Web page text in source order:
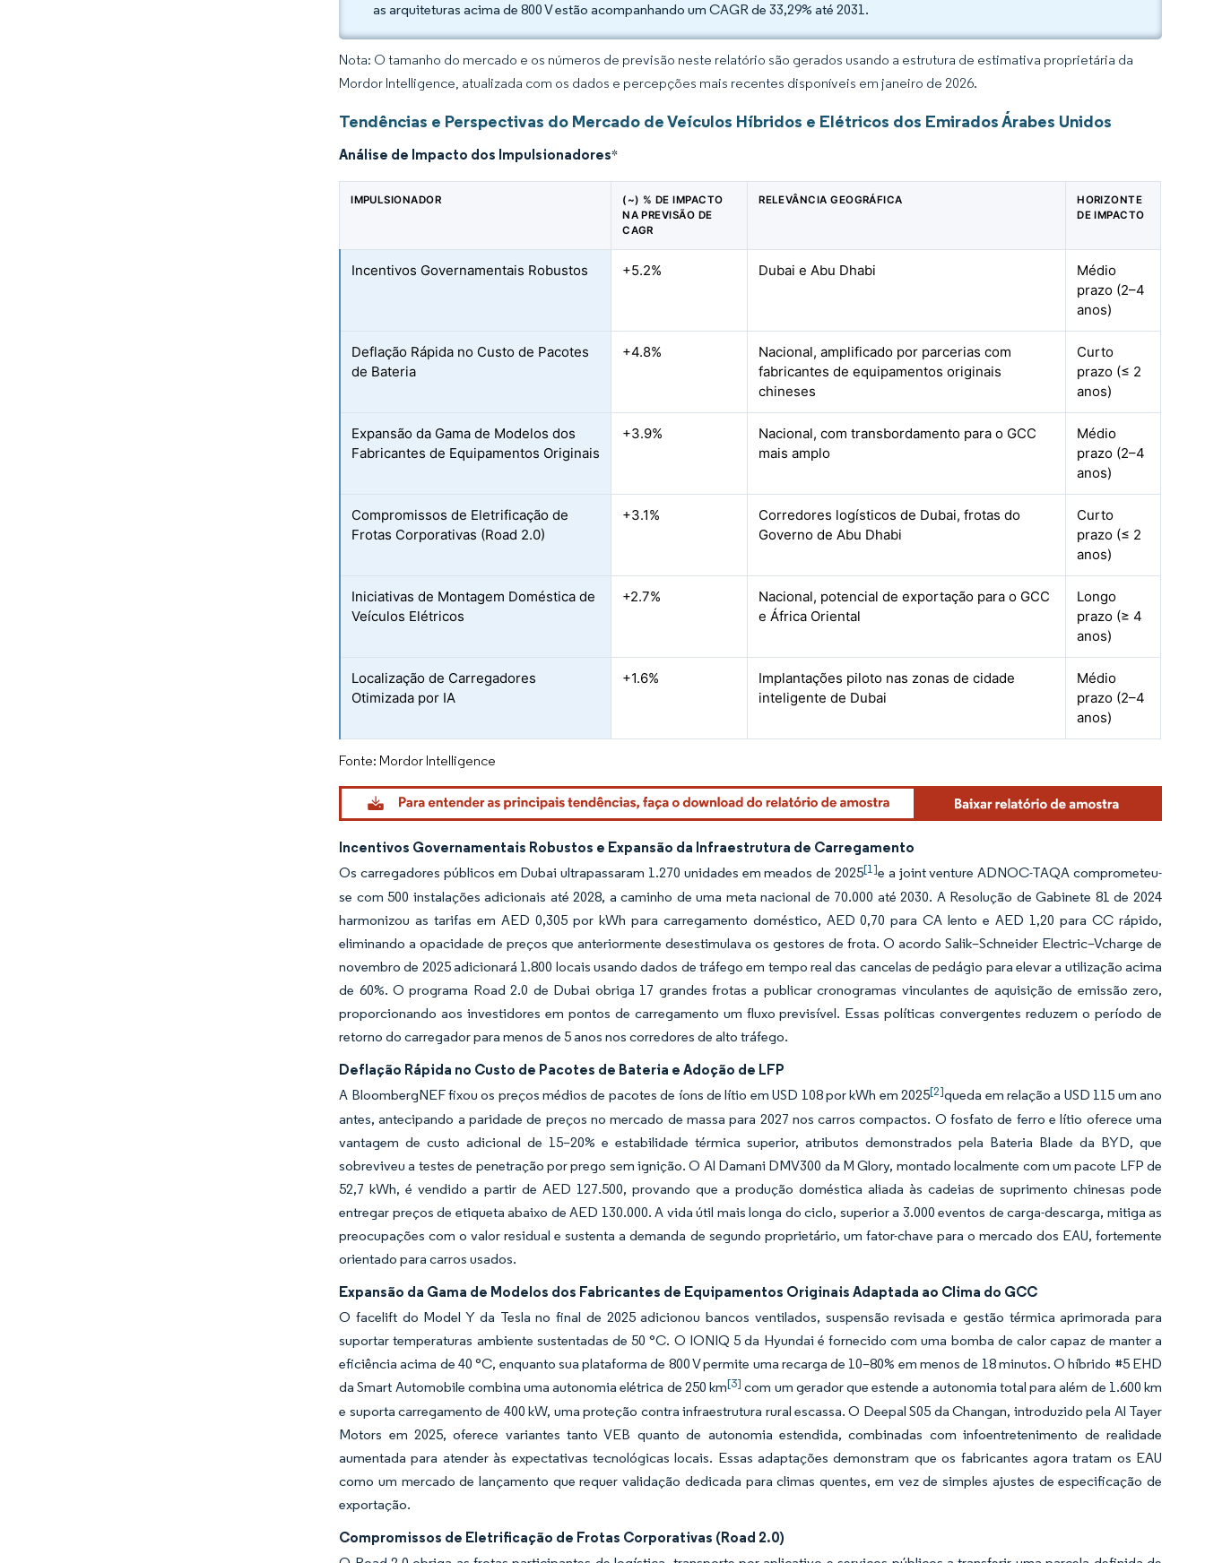
as arquiteturas acima de 800 V estão acompanhando um CAGR de 33,29% até 2031.
Nota: O tamanho do mercado e os números de previsão neste relatório são gerados usando a estrutura de estimativa proprietária da
Mordor Intelligence, atualizada com os dados e percepções mais recentes disponíveis em janeiro de 2026.
Tendências e Perspectivas do Mercado de Veículos Híbridos e Elétricos dos Emirados Árabes Unidos
Análise de Impacto dos Impulsionadores*
IMPULSIONADOR
(~) % DE IMPACTO
NA PREVISÃO DE
CAGR
RELEVÂNCIA GEOGRÁFICA
HORIZONTE
DE IMPACTO
Incentivos Governamentais Robustos +5.2% Dubai e Abu Dhabi
Médio
prazo (2–4
anos)
Deflação Rápida no Custo de Pacotes
de Bateria
+4.8%
Nacional, amplificado por parcerias com
fabricantes de equipamentos originais
chineses
Curto
prazo (≤ 2
anos)
Expansão da Gama de Modelos dos
Fabricantes de Equipamentos Originais
+3.9%
Nacional, com transbordamento para o GCC
mais amplo
Médio
prazo (2–4
anos)
Compromissos de Eletrificação de
Frotas Corporativas (Road 2.0)
+3.1%
Corredores logísticos de Dubai, frotas do
Governo de Abu Dhabi
Curto
prazo (≤ 2
anos)
Iniciativas de Montagem Doméstica de
Veículos Elétricos
+2.7%
Nacional, potencial de exportação para o GCC
e África Oriental
Longo
prazo (≥ 4
anos)
Localização de Carregadores
Otimizada por IA
+1.6%
Implantações piloto nas zonas de cidade
inteligente de Dubai
Médio
prazo (2–4
anos)
Fonte: Mordor Intelligence
Incentivos Governamentais Robustos e Expansão da Infraestrutura de Carregamento
Os carregadores públicos em Dubai ultrapassaram 1.270 unidades em meados de 2025[1]e a joint venture ADNOC-TAQA comprometeu-
se com 500 instalações adicionais até 2028, a caminho de uma meta nacional de 70.000 até 2030. A Resolução de Gabinete 81 de 2024
harmonizou as tarifas em AED 0,305 por kWh para carregamento doméstico, AED 0,70 para CA lento e AED 1,20 para CC rápido,
eliminando a opacidade de preços que anteriormente desestimulava os gestores de frota. O acordo Salik–Schneider Electric–Vcharge de
novembro de 2025 adicionará 1.800 locais usando dados de tráfego em tempo real das cancelas de pedágio para elevar a utilização acima
de 60%. O programa Road 2.0 de Dubai obriga 17 grandes frotas a publicar cronogramas vinculantes de aquisição de emissão zero,
proporcionando aos investidores em pontos de carregamento um fluxo previsível. Essas políticas convergentes reduzem o período de
retorno do carregador para menos de 5 anos nos corredores de alto tráfego.
Deflação Rápida no Custo de Pacotes de Bateria e Adoção de LFP
A BloombergNEF fixou os preços médios de pacotes de íons de lítio em USD 108 por kWh em 2025[2]queda em relação a USD 115 um ano
antes, antecipando a paridade de preços no mercado de massa para 2027 nos carros compactos. O fosfato de ferro e lítio oferece uma
vantagem de custo adicional de 15–20% e estabilidade térmica superior, atributos demonstrados pela Bateria Blade da BYD, que
sobreviveu a testes de penetração por prego sem ignição. O Al Damani DMV300 da M Glory, montado localmente com um pacote LFP de
52,7 kWh, é vendido a partir de AED 127.500, provando que a produção doméstica aliada às cadeias de suprimento chinesas pode
entregar preços de etiqueta abaixo de AED 130.000. A vida útil mais longa do ciclo, superior a 3.000 eventos de carga-descarga, mitiga as
preocupações com o valor residual e sustenta a demanda de segundo proprietário, um fator-chave para o mercado dos EAU, fortemente
orientado para carros usados.
Expansão da Gama de Modelos dos Fabricantes de Equipamentos Originais Adaptada ao Clima do GCC
O facelift do Model Y da Tesla no final de 2025 adicionou bancos ventilados, suspensão revisada e gestão térmica aprimorada para
suportar temperaturas ambiente sustentadas de 50 °C. O IONIQ 5 da Hyundai é fornecido com uma bomba de calor capaz de manter a
eficiência acima de 40 °C, enquanto sua plataforma de 800 V permite uma recarga de 10–80% em menos de 18 minutos. O híbrido #5 EHD
da Smart Automobile combina uma autonomia elétrica de 250 km[3] com um gerador que estende a autonomia total para além de 1.600 km
e suporta carregamento de 400 kW, uma proteção contra infraestrutura rural escassa. O Deepal S05 da Changan, introduzido pela Al Tayer
Motors em 2025, oferece variantes tanto VEB quanto de autonomia estendida, combinadas com infoentretenimento de realidade
aumentada para atender às expectativas tecnológicas locais. Essas adaptações demonstram que os fabricantes agora tratam os EAU
como um mercado de lançamento que requer validação dedicada para climas quentes, em vez de simples ajustes de especificação de
exportação.
Compromissos de Eletrificação de Frotas Corporativas (Road 2.0)